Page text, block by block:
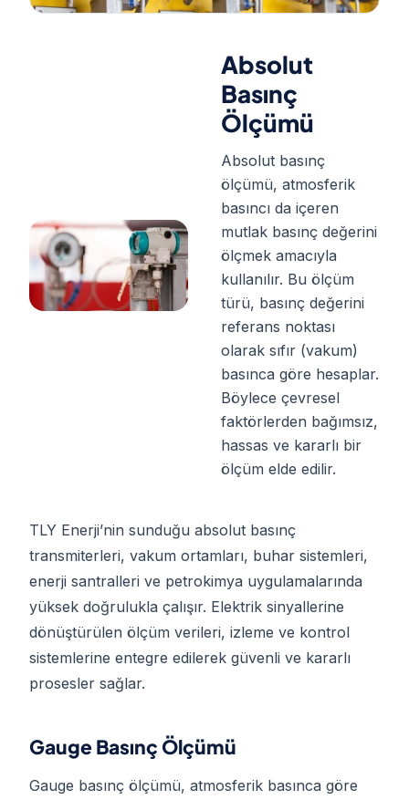
Absolut
Basınç
Ölçümü
Absolut basınç
ölçümü, atmosferik
basıncı da içeren
mutlak basınç değerini
ölçmek amacıyla
kullanılır. Bu ölçüm
türü, basınç değerini
referans noktası
olarak sıfır (vakum)
basınca göre hesaplar.
Böylece çevresel
faktörlerden bağımsız,
hassas ve kararlı bir
ölçüm elde edilir.
TLY Enerji’nin sunduğu absolut basınç
transmiterleri, vakum ortamları, buhar sistemleri,
enerji santralleri ve petrokimya uygulamalarında
yüksek doğrulukla çalışır. Elektrik sinyallerine
dönüştürülen ölçüm verileri, izleme ve kontrol
sistemlerine entegre edilerek güvenli ve kararlı
prosesler sağlar.
Gauge Basınç Ölçümü
Gauge basınç ölçümü, atmosferik basınca göre